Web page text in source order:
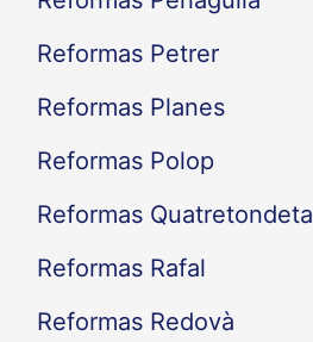
Reformas Petrer
Reformas Planes
Reformas Polop
Reformas Quatretondeta
Reformas Rafal
Reformas Redovà